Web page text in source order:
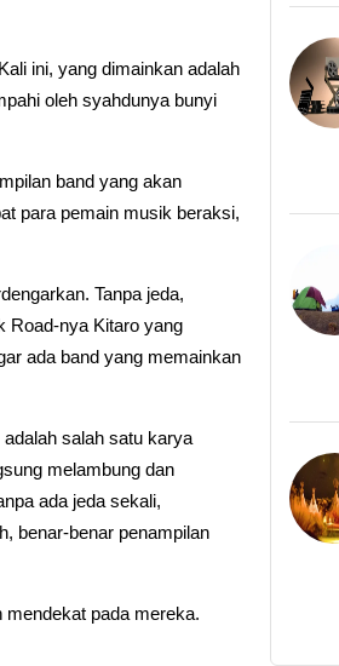
ini, yang dimainkan adalah
oleh syahdunya bunyi
band yang akan
para pemain musik beraksi,
Tanpa jeda,
Road-nya Kitaro yang
ada band yang memainkan
salah satu karya
melambung dan
ada jeda sekali,
benar-benar penampilan
pada mereka.